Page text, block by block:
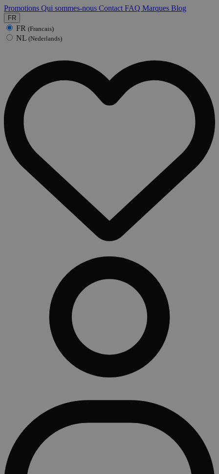
Promotions Qui sommes-nous Contact FAQ Marques Blog
FR
FR (Francais)
NL (Nederlands)